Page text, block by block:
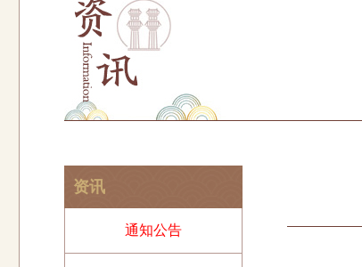
资讯
通知公告